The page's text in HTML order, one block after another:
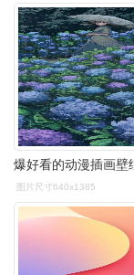
图片尺寸640x1385